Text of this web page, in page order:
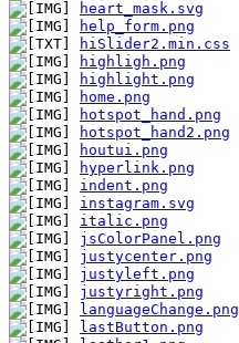
heart_mask.svg
help_form.png
hiSlider2.min.css
highligh.png
highlight.png
home.png
hotspot_hand.png
hotspot_hand2.png
houtui.png
hyperlink.png
indent.png
instagram.svg
italic.png
jsColorPanel.png
justycenter.png
justyleft.png
justyright.png
languageChange.png
lastButton.png